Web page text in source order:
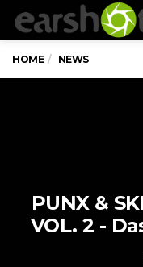
HOME NEWS
PUNX &
VOL. 2 -